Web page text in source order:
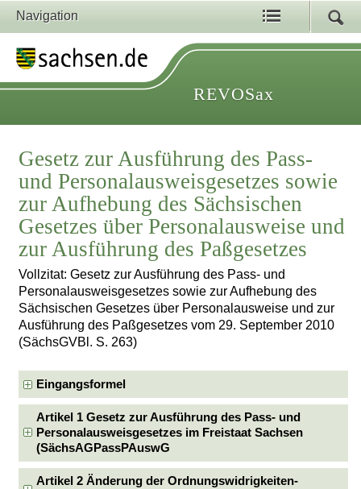
Navigation
REVOSax
Gesetz zur Ausführung des Pass-
und Personalausweisgesetzes sowie
zur Aufhebung des Sächsischen
Gesetzes über Personalausweise und
zur Ausführung des Paßgesetzes
Vollzitat: Gesetz zur Ausführung des Pass- und
Personalausweisgesetzes sowie zur Aufhebung des
Sächsischen Gesetzes über Personalausweise und zur
Ausführung des Paßgesetzes vom 29. September 2010
(SächsGVBl. S. 263)
Eingangsformel
Artikel 1 Gesetz zur Ausführung des Pass- und
Personalausweisgesetzes im Freistaat Sachsen
(SächsAGPassPAuswG
Artikel 2 Änderung der Ordnungswidrigkeiten-